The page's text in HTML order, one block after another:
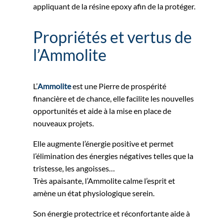
appliquant de la résine epoxy afin de la protéger.
Propriétés et vertus de
l’Ammolite
L’Ammoliteest une Pierre de prospérité
financière et de chance, elle facilite les nouvelles
opportunités et aide à la mise en place de
nouveaux projets.
Elle augmente l’énergie positive et permet
l’élimination des énergies négatives telles que la
tristesse, les angoisses…
Très apaisante, l’Ammolite calme l’esprit et
amène un état physiologique serein.
Son énergie protectrice et réconfortante aide à